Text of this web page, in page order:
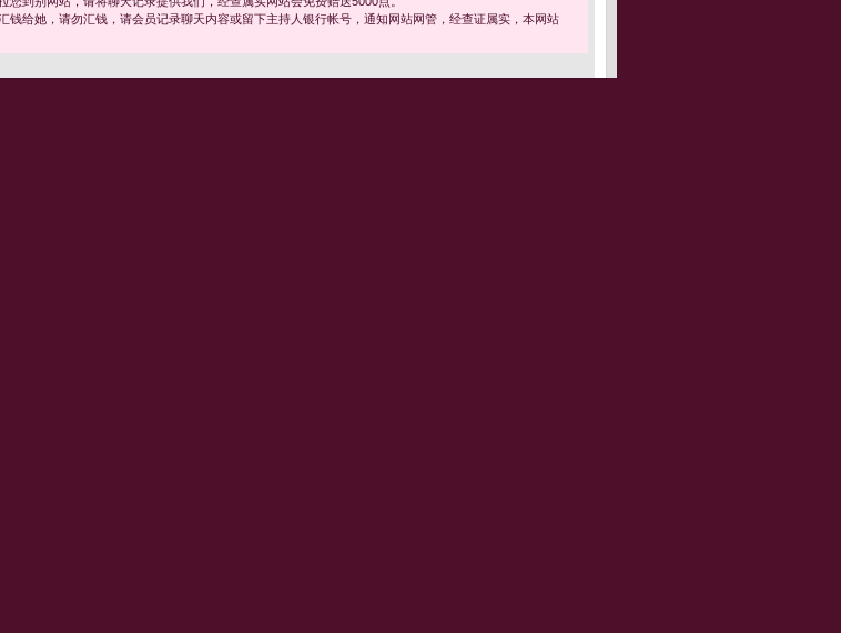
钱给她，请勿汇钱，请会员记录聊天内容或留下主持人银行帐号，通知网站网管，经查证属实，本网站